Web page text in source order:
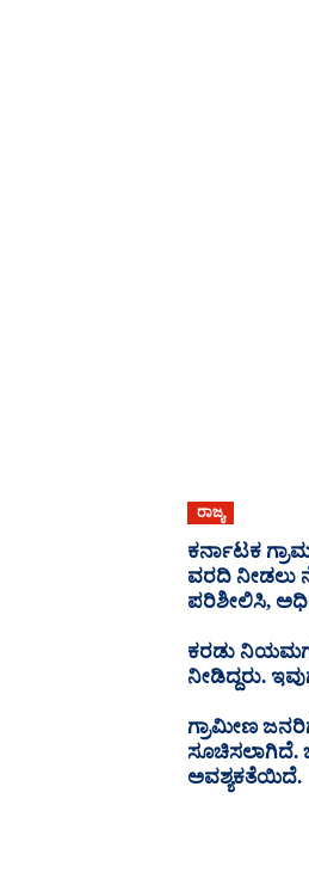
ರಾಜ್ಯ
ಕರ್ನಾಟಕ
ವರದಿ ನೀಡಲು
ಪರಿಶೀಲಿಸಿ,
ಕರಡು
ನೀಡಿದ್ದರು.
ಗ್ರಾಮೀಣ
ಸೂಚಿಸಲಾಗಿದೆ.
ಅವಶ್ಯಕತೆಯಿದೆ.